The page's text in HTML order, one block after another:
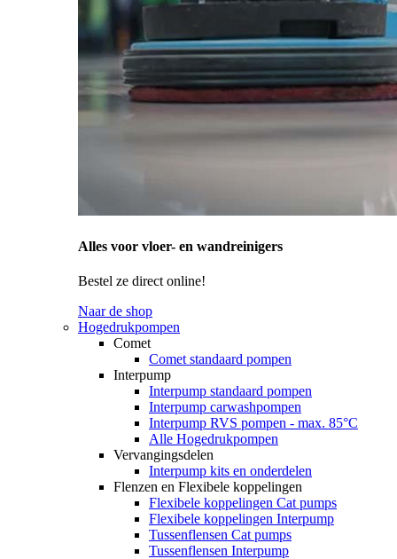
Alles voor vloer- en wandreinigers
Bestel ze direct online!
Naar de shop
Hogedrukpompen
Comet
Comet standaard pompen
Interpump
Interpump standaard pompen
Interpump carwashpompen
Interpump RVS pompen - max. 85°C
Alle Hogedrukpompen
Vervangingsdelen
Interpump kits en onderdelen
Flenzen en Flexibele koppelingen
Flexibele koppelingen Cat pumps
Flexibele koppelingen Interpump
Tussenflensen Cat pumps
Tussenflensen Interpump